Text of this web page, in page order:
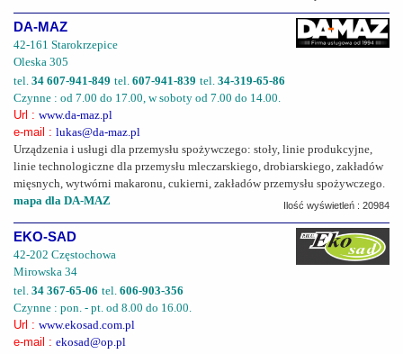
DA-MAZ
42-161 Starokrzepice
Oleska 305
tel. 34 607-941-849 tel. 607-941-839 tel. 34-319-65-86
Czynne : od 7.00 do 17.00, w soboty od 7.00 do 14.00.
Url : www.da-maz.pl
e-mail : lukas@da-maz.pl
Urządzenia i usługi dla przemysłu spożywczego: stoły, linie produkcyjne,
linie technologiczne dla przemysłu mleczarskiego, drobiarskiego, zakładów
mięsnych, wytwórni makaronu, cukierni, zakładów przemysłu spożywczego.
mapa dla DA-MAZ
Ilość wyświetleń : 20984
EKO-SAD
42-202 Częstochowa
Mirowska 34
tel. 34 367-65-06 tel. 606-903-356
Czynne : pon. - pt. od 8.00 do 16.00.
Url : www.ekosad.com.pl
e-mail : ekosad@op.pl